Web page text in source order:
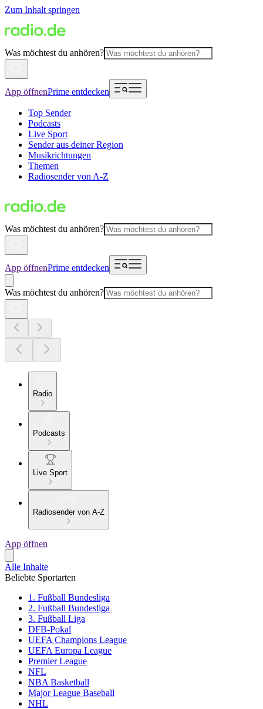
Zum Inhalt springen
Was möchtest du anhören?
App öffnenPrime entdecken
Top Sender
Podcasts
Live Sport
Sender aus deiner Region
Musikrichtungen
Themen
Radiosender von A-Z
Was möchtest du anhören?
App öffnenPrime entdecken
Was möchtest du anhören?
Radio
Podcasts
Live Sport
Radiosender von A-Z
App öffnen
Alle Inhalte
Beliebte Sportarten
1. Fußball Bundesliga
2. Fußball Bundesliga
3. Fußball Liga
DFB-Pokal
UEFA Champions League
UEFA Europa League
Premier League
NFL
NBA Basketball
Major League Baseball
NHL